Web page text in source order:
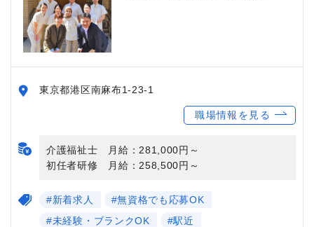
東京都港区南麻布1-23-1
職場情報を見る
介護福祉士 月給：281,000円～
初任者研修 月給：258,500円～
#新着求人
#無資格でも応募OK
#未経験・ブランクOK
#駅近